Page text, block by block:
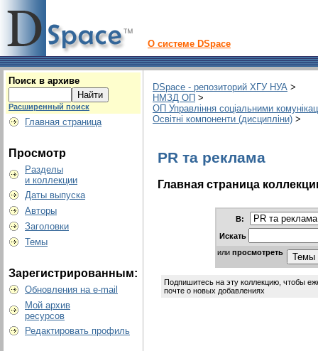
О системе DSpace
Поиск в архиве
Расширенный поиск
Главная страница
Просмотр
Разделы
и коллекции
Даты выпуска
Авторы
Заголовки
Темы
Зарегистрированным:
Обновления на e-mail
Мой архив
ресурсов
Редактировать профиль
DSpace - репозиторий ХГУ НУА >
НМЗД ОП >
ОП Управління соціальними
Освітні компоненти (дисципліни) >
PR та реклама
Главная страница
В:
Искать
или просмотреть
Подпишитесь на эту коллекцию, чтобы
почте о новых добавлениях